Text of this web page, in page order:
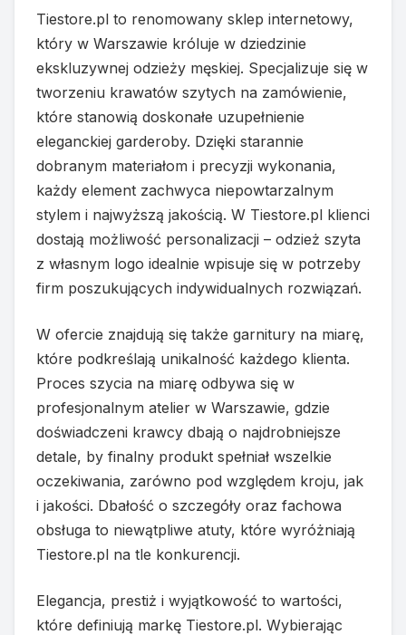
Tiestore.pl to renomowany sklep internetowy,
który w Warszawie króluje w dziedzinie
ekskluzywnej odzieży męskiej. Specjalizuje się w
tworzeniu krawatów szytych na zamówienie,
które stanowią doskonałe uzupełnienie
eleganckiej garderoby. Dzięki starannie
dobranym materiałom i precyzji wykonania,
każdy element zachwyca niepowtarzalnym
stylem i najwyższą jakością. W Tiestore.pl klienci
dostają możliwość personalizacji – odzież szyta
z własnym logo idealnie wpisuje się w potrzeby
firm poszukujących indywidualnych rozwiązań.
W ofercie znajdują się także garnitury na miarę,
które podkreślają unikalność każdego klienta.
Proces szycia na miarę odbywa się w
profesjonalnym atelier w Warszawie, gdzie
doświadczeni krawcy dbają o najdrobniejsze
detale, by finalny produkt spełniał wszelkie
oczekiwania, zarówno pod względem kroju, jak
i jakości. Dbałość o szczegóły oraz fachowa
obsługa to niewątpliwe atuty, które wyróżniają
Tiestore.pl na tle konkurencji.
Elegancja, prestiż i wyjątkowość to wartości,
które definiują markę Tiestore.pl. Wybierając